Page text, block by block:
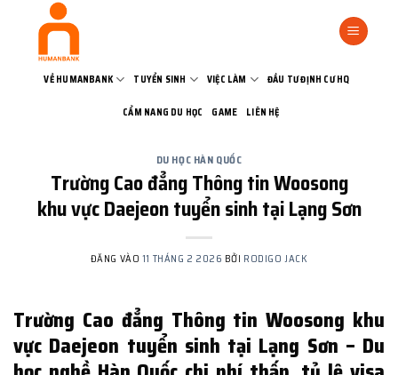
VỀ HUMANBANK TUYỂN SINH VIỆC LÀM ĐẦU TƯ ĐỊNH CƯ HQ
CẨM NANG DU HỌC GAME LIÊN HỆ
DU HỌC HÀN QUỐC
Trường Cao đẳng Thông tin Woosong
khu vực Daejeon tuyển sinh tại Lạng Sơn
ĐĂNG VÀO 11 THÁNG 2 2026 BỞI RODIGO JACK
Trường Cao đẳng Thông tin Woosong khu
vực Daejeon tuyển sinh tại Lạng Sơn – Du